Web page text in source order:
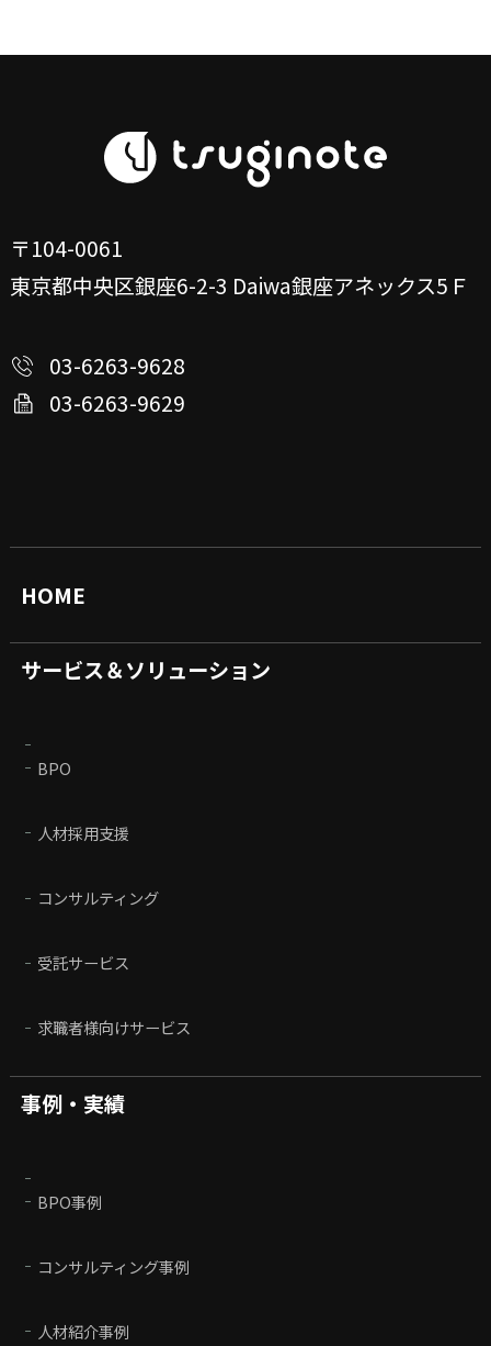
〒104-0061
東京都中央区銀座6-2-3 Daiwa銀座アネックス5Ｆ
03-6263-9628
03-6263-9629
HOME
サービス＆ソリューション
BPO
人材採用支援
コンサルティング
受託サービス
求職者様向けサービス
事例・実績
BPO事例
コンサルティング事例
人材紹介事例